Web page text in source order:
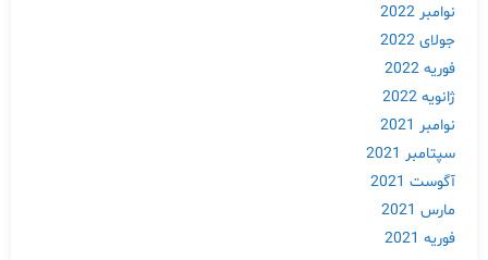
نوامبر 2022
جولای 2022
فوریه 2022
ژانویه 2022
نوامبر 2021
سپتامبر 2021
آگوست 2021
مارس 2021
فوریه 2021